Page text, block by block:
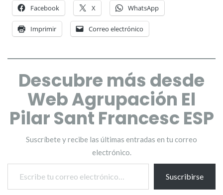
Facebook X WhatsApp
Imprimir Correo electrónico
Descubre más desde
Web Agrupación El
Pilar Sant Francesc ESP
Suscríbete y recibe las últimas entradas en tu correo
electrónico.
Escribe tu correo electrónico…
Suscribirse